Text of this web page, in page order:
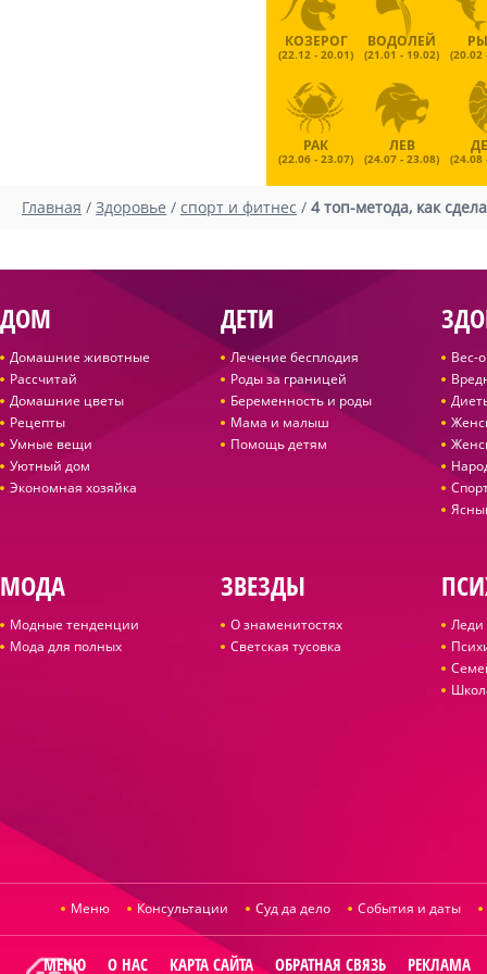
КОЗЕРОГ
(22.12 - 20.01)
ВОДОЛЕЙ
(21.01 - 19.02) (20.02
РАК
(22.06 - 23.07)
ЛЕВ
(24.07 - 23.08) (24.08
Главная / Здоровье / спорт и фитнес / 4 топ-метода, как
ДОМ
Домашние животные
Рассчитай
Домашние цветы
Рецепты
Умные вещи
Уютный дом
Экономная хозяйка
ДЕТИ
Лечение бесплодия
Роды за границей
Беременность и роды
Мама и малыш
Помощь детям
Вес-
МОДА
Модные тенденции
Мода для полных
ЗВЕЗДЫ
О знаменитостях
Светская тусовка
Леди
Меню Консультации Суд да дело События и даты
МЕНЮ О НАС КАРТА САЙТА ОБРАТНАЯ СВЯЗЬ РЕКЛАМА